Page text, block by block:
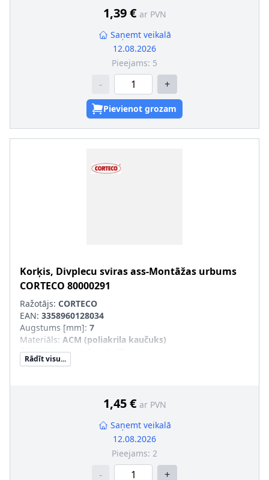
1,39 € ar PVN
Saņemt veikalā
12.08.2026
Pieejams: 5
- +
Pievienot grozam
Korķis, Divplecu sviras ass-Montāžas urbums
CORTECO 80000291
Ražotājs: CORTECO
EAN: 3358960128034
Augstums [mm]: 7
Materiāls: ACM (poliakrila kaučuks)
Ārējais diametrs [mm]
Rādīt visu...
1,45 € ar PVN
Saņemt veikalā
12.08.2026
Pieejams: 2
- +